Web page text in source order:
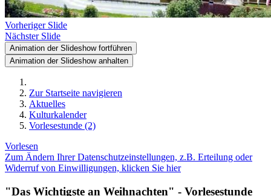
Vorheriger Slide
Nächster Slide
Animation der Slideshow fortführen
Animation der Slideshow anhalten
Zur Startseite navigieren
Aktuelles
Kulturkalender
Vorlesestunde (2)
Vorlesen
Zum Ändern Ihrer Datenschutzeinstellungen, z.B. Erteilung oder
Widerruf von Einwilligungen, klicken Sie hier
"Das Wichtigste an Weihnachten" - Vorlesestunde